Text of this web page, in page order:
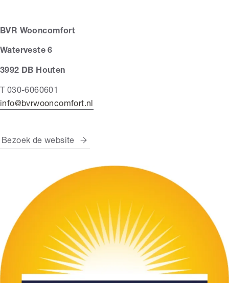
BVR Wooncomfort
Waterveste 6
3992 DB Houten
T 030-6060601
info@bvrwooncomfort.nl
Bezoek de website